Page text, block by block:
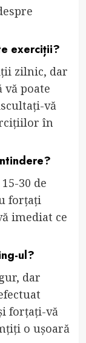
exerciții?
zilnic, dar
vă poate
vă
în
30 de
forțați
imediat ce
ul?
dar
forțați-vă
o ușoară